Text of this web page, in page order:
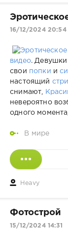
16/12/2024 20:54
видео. Девушки
свои попки и
настоящий
снимают,
невероятно
одного
В мире
Heavy
Фотострой
15/12/2024 14:31